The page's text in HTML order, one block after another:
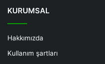
KURUMSAL
Hakkımızda
Kullanım şartları